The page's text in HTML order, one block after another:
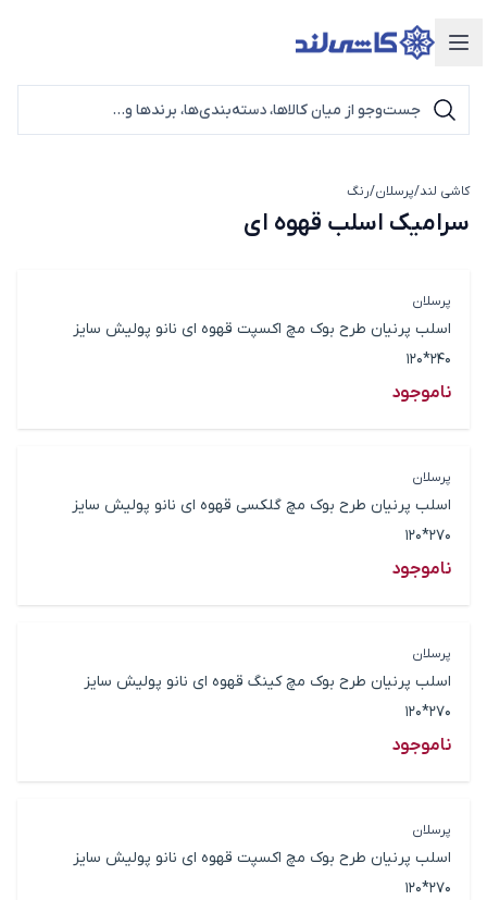
دسته‌بندی محصولات
کاشی لند/پرسلان/رنگ
سرامیک اسلب قهوه ای
پرسلان
اسلب پرنیان طرح بوک مچ اکسپت قهوه ای نانو پولیش سایز
240*120
ناموجود
پرسلان
اسلب پرنیان طرح بوک مچ گلکسی قهوه ای نانو پولیش سایز
270*120
ناموجود
پرسلان
اسلب پرنیان طرح بوک مچ کینگ قهوه ای نانو پولیش سایز
270*120
ناموجود
پرسلان
اسلب پرنیان طرح بوک مچ اکسپت قهوه ای نانو پولیش سایز
270*120